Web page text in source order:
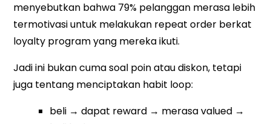
menyebutkan bahwa 79% pelanggan merasa lebih
termotivasi untuk melakukan repeat order berkat
loyalty program yang mereka ikuti.
Jadi ini bukan cuma soal poin atau diskon, tetapi
juga tentang menciptakan habit loop:
beli → dapat reward → merasa valued →